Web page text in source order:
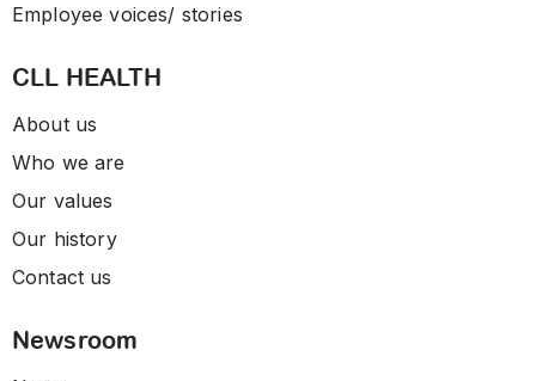
Employee voices/ stories
CLL HEALTH
About us
Who we are
Our values
Our history
Contact us
Newsroom